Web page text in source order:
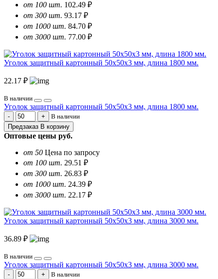
от 100 шт. 102.49 ₽
от 300 шт. 93.17 ₽
от 1000 шт. 84.70 ₽
от 3000 шт. 77.00 ₽
Уголок защитный картонный 50х50х3 мм, длина 1800 мм.
22.17 ₽
В наличии
Уголок защитный картонный 50х50х3 мм, длина 1800 мм.
В наличии
Предзаказ В корзину
Оптовые цены руб.
от 50 Цена по запросу
от 100 шт. 29.51 ₽
от 300 шт. 26.83 ₽
от 1000 шт. 24.39 ₽
от 3000 шт. 22.17 ₽
Уголок защитный картонный 50х50х3 мм, длина 3000 мм.
36.89 ₽
В наличии
Уголок защитный картонный 50х50х3 мм, длина 3000 мм.
В наличии